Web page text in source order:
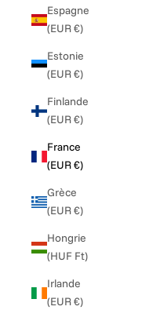
Espagne
(EUR €)
Estonie
(EUR €)
Finlande
(EUR €)
France
(EUR €)
Grèce
(EUR €)
Hongrie
(HUF Ft)
Irlande
(EUR €)